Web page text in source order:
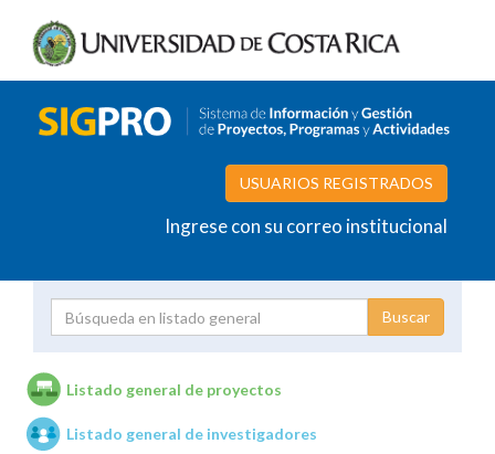
USUARIOS REGISTRADOS
Ingrese con su correo institucional
Unidades de investigación
Listado general de proyectos
Listado general de investigadores